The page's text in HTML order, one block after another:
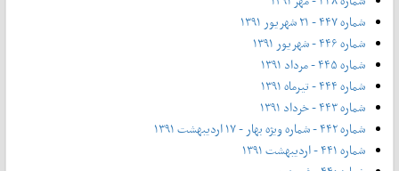
شماره ۴۴۷ - ۲۱ شهریور ۱۳۹۱
شماره ۴۴۶ - شهریور ۱۳۹۱
شماره ۴۴۵ - مرداد ۱۳۹۱
شماره ۴۴۴ - تیر‌ماه ۱۳۹۱
شماره ۴۴۳ - خرداد ۱۳۹۱
شماره ۴۴۲ - شماره ویژه بهار - ۱۷ اردیبهشت ۱۳۹۱
شماره ۴۴۱ - اردیبهشت ۱۳۹۱